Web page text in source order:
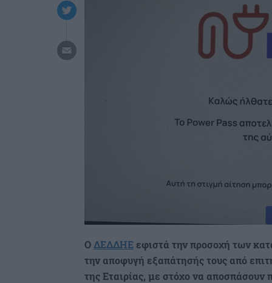
Ο ΔΕΔΔΗΕ εφιστά την προσοχή των
την αποφυγή εξαπάτησής τους από
της Εταιρίας, με στόχο να αποσπάσουν